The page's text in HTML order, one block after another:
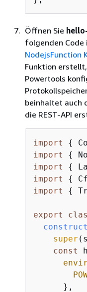
Öffnen Sie
folgenden Code
NodejsFunction
Funktion
Powertools
beinhaltet auch
die REST-API
import {
import
{
import
{
import
{
import
{
export
super
const
      },